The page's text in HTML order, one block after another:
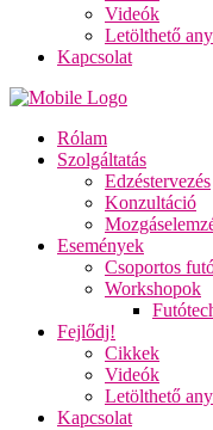
Videók
Letölthető
Kapcsolat
Rólam
Szolgáltatás
Edzéstervezés
Konzultáció
Események
Csoportos
Workshopok
Fejlődj!
Cikkek
Videók
Letölthető
Kapcsolat